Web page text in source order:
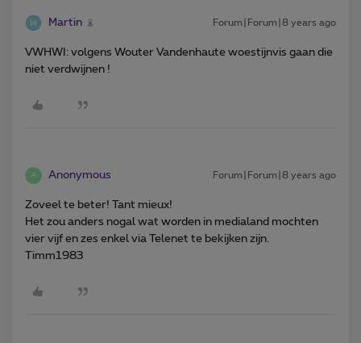
Martin Forum|Forum|8 years ago
VWHWI: volgens Wouter Vandenhaute woestijnvis gaan die
niet verdwijnen !
A Anonymous Forum|Forum|8 years ago
Zoveel te beter! Tant mieux!
Het zou anders nogal wat worden in medialand mochten
vier vijf en zes enkel via Telenet te bekijken zijn.
Timm1983